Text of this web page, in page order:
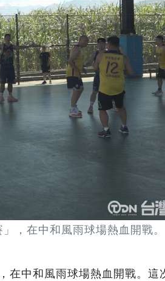
，在中和風雨球場熱血開戰
在中和風雨球場熱血開戰。這